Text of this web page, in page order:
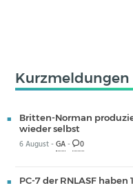
Kurzmeldungen
Britten-Norman
wieder selbst
6 August -GA- 0
PC-7 der RNLASF